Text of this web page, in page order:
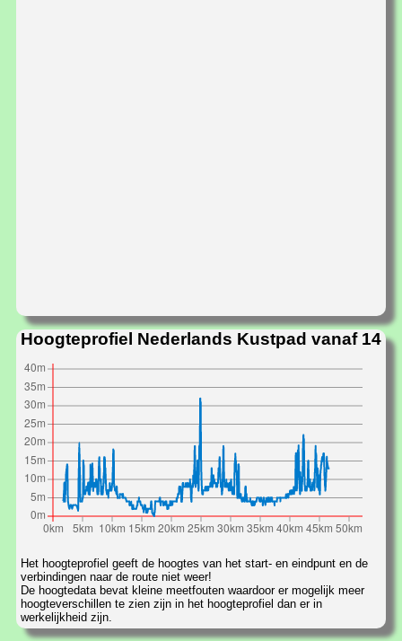
Hoogteprofiel Nederlands Kustpad vanaf 14
Het hoogteprofiel geeft de hoogtes van het start- en eindpunt en de
verbindingen naar de route niet weer!
De hoogtedata bevat kleine meetfouten waardoor er mogelijk meer
hoogteverschillen te zien zijn in het hoogteprofiel dan er in
werkelijkheid zijn.